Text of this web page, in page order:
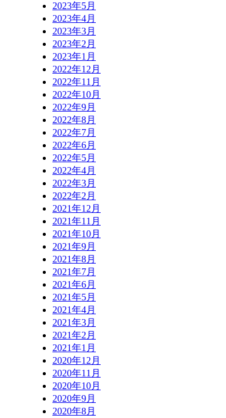
2023年5月
2023年4月
2023年3月
2023年2月
2023年1月
2022年12月
2022年11月
2022年10月
2022年9月
2022年8月
2022年7月
2022年6月
2022年5月
2022年4月
2022年3月
2022年2月
2021年12月
2021年11月
2021年10月
2021年9月
2021年8月
2021年7月
2021年6月
2021年5月
2021年4月
2021年3月
2021年2月
2021年1月
2020年12月
2020年11月
2020年10月
2020年9月
2020年8月